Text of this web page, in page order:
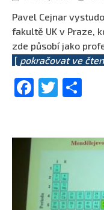
Pavel Cejnar
fakultě UK v Praze,
zde působí jako
[ pokračovat ve